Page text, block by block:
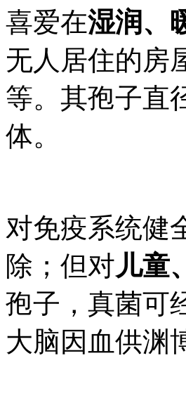
喜爱在湿润、
无人居住的房
等。其孢子直
体。
对免疫系统健
除；但对儿童
孢子，真菌可
大脑因血供渊